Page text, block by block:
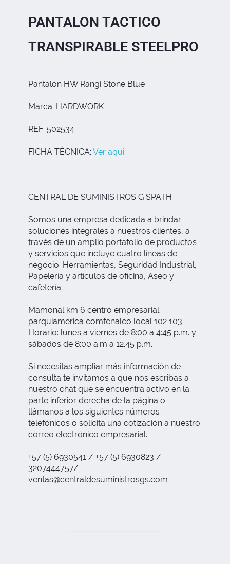
PANTALON TACTICO
TRANSPIRABLE STEELPRO
Pantalón HW Rangi Stone Blue
Marca: HARDWORK
REF: 502534
FICHA TÉCNICA: Ver aqui
CENTRAL DE SUMINISTROS G SPATH
Somos una empresa dedicada a brindar
soluciones integrales a nuestros clientes, a
través de un amplio portafolio de productos
y servicios que incluye cuatro líneas de
negocio: Herramientas, Seguridad Industrial,
Papelería y artículos de oficina, Aseo y
cafetería.
Mamonal km 6 centro empresarial
parquiamerica comfenalco local 102 103
Horario: lunes a viernes de 8:00 a 4:45 p.m. y
sábados de 8:00 a.m a 12.45 p.m.
Si necesitas ampliar más información de
consulta te invitamos a que nos escribas a
nuestro chat que se encuentra activo en la
parte inferior derecha de la página o
llámanos a los siguientes números
telefónicos o solicita una cotización a nuestro
correo electrónico empresarial.
+57 (5) 6930541 / +57 (5) 6930823 /
3207444757/
ventas@centraldesuministrosgs.com